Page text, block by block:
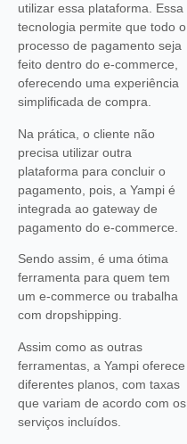
utilizar essa plataforma. Essa
tecnologia permite que todo o
processo de pagamento seja
feito dentro do e-commerce,
oferecendo uma experiência
simplificada de compra.
Na prática, o cliente não
precisa utilizar outra
plataforma para concluir o
pagamento, pois, a Yampi é
integrada ao gateway de
pagamento do e-commerce.
Sendo assim, é uma ótima
ferramenta para quem tem
um e-commerce ou trabalha
com dropshipping.
Assim como as outras
ferramentas, a Yampi oferece
diferentes planos, com taxas
que variam de acordo com os
serviços incluídos.